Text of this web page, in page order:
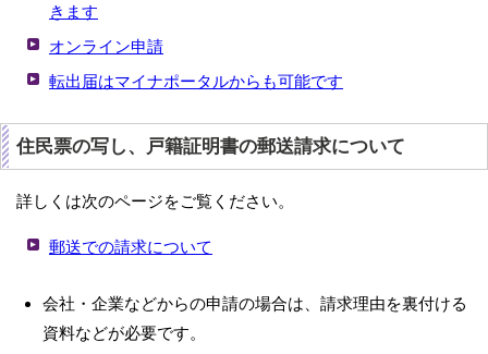
きます
オンライン申請
転出届はマイナポータルからも可能です
住民票の写し、戸籍証明書の郵送請求について
詳しくは次のページをご覧ください。
郵送での請求について
会社・企業などからの申請の場合は、請求理由を裏付ける
資料などが必要です。